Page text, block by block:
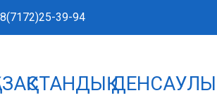
8(7172)25-39-94